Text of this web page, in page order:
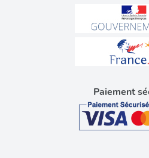
Paiement